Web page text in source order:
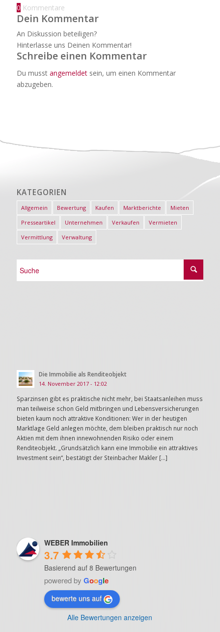
0 Kommentare
Dein Kommentar
An Diskussion beteiligen?
Hinterlasse uns Deinen Kommentar!
Schreibe einen Kommentar
Du musst angemeldetsein, um einen Kommentar
abzugeben.
KATEGORIEN
Allgemein Bewertung Kaufen Marktberichte
Mieten
Presseartikel
Unternehmen Verkaufen
Vermieten
Vermittlung
Verwaltung
Die Immobilie als Renditeobjekt
14. November 2017 - 12:02
Sparzinsen gibt es praktische nicht mehr, bei Staatsanleihen muss
man teilweise schon Geld mitbringen und Lebensversicherungen
bieten kaum noch attraktive Konditionen: Wer in der heutigen
Marktlage Geld anlegen möchte, dem bleiben praktisch nur noch
Aktien mit dem ihnen innewohnenden Risiko oder einem
Renditeobjekt. „Grundsätzlich kann eine Immobilie ein attraktives
Investment sein“, bestätigt der Steinbacher Makler […]
WEBER Immobilien
3.7
Basierend auf 8 Bewertungen
powered by Google
bewerte uns auf
Alle Bewertungen anzeigen